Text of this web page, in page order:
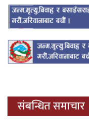
संबन्धित समाचार